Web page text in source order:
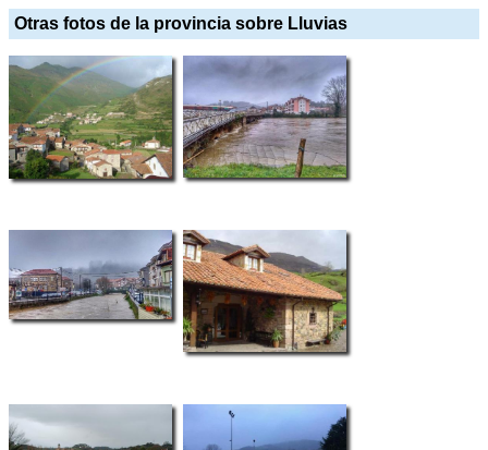
Otras fotos de la provincia sobre Lluvias